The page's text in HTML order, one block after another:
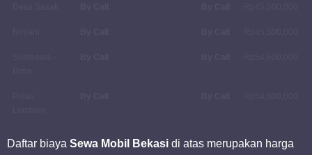
Daftar biaya Sewa Mobil Bekasi di atas merupakan harga